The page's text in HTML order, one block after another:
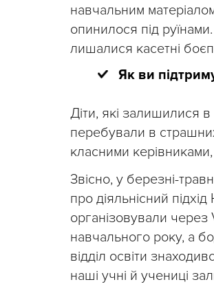
навчальним
опинилося під
лишалися касетні
Як ви
Діти, які залишилися
перебували в
класними
Звісно, у березні-
про діяльнісний
організовували
навчального року, а
відділ освіти
наші учні й учениці